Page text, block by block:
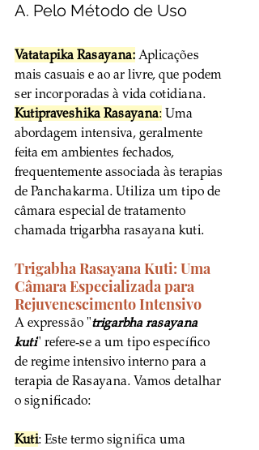
A. Pelo Método de Uso
Vatatapika Rasayana: Aplicações
mais casuais e ao ar livre, que podem
ser incorporadas à vida cotidiana.
Kutipraveshika Rasayana: Uma
abordagem intensiva, geralmente
feita em ambientes fechados,
frequentemente associada às terapias
de Panchakarma. Utiliza um tipo de
câmara especial de tratamento
chamada trigarbha rasayana kuti.
Trigabha Rasayana Kuti: Uma
Câmara Especializada para
Rejuvenescimento Intensivo
A expressão "trigarbha rasayana
kuti" refere-se a um tipo específico
de regime intensivo interno para a
terapia de Rasayana. Vamos detalhar
o significado:
Kuti: Este termo significa uma